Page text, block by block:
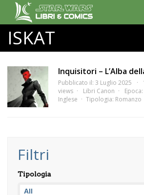
ISKAT
Inquisitori – L’Alba
Pubblicato il: 3 Luglio 2025
views
Libri Canon Epoca:
Inglese
Tipologia: Romanzo
Filtri
Tipologia